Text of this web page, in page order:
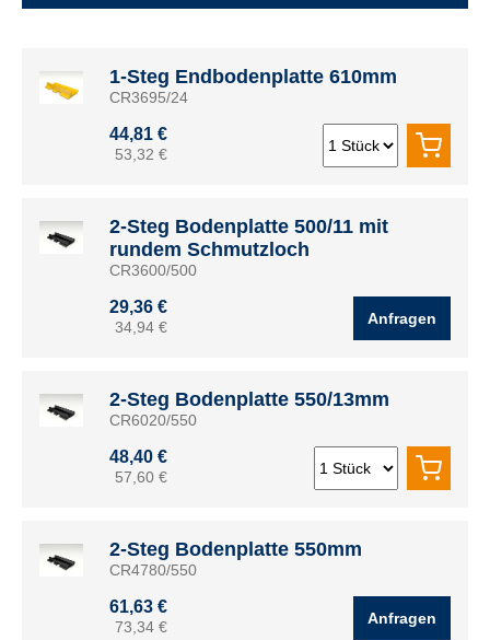
1-Steg Endbodenplatte 610mm
CR3695/24
44,81 €
53,32 €
2-Steg Bodenplatte 500/11 mit
rundem Schmutzloch
CR3600/500
29,36 €
34,94 € Anfragen
2-Steg Bodenplatte 550/13mm
CR6020/550
48,40 €
57,60 €
2-Steg Bodenplatte 550mm
CR4780/550
61,63 €
73,34 € Anfragen